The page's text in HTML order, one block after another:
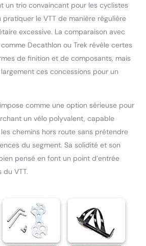
un trio convaincant pour les cyclistes
le VTT de manière régulière
excessive. La comparaison avec
Decathlon ou Trek révèle certes
de finition et de composants, mais
ces concessions pour un
comme une option sérieuse pour
un vélo polyvalent, capable
chemins hors route sans prétendre
du segment. Sa solidité et son
pensé en font un point d’entrée
du VTT.